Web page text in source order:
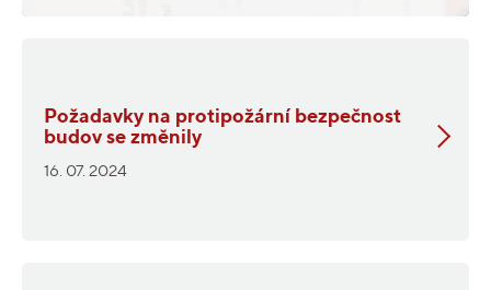
Požadavky na protipožární bezpečnost
budov se změnily
16. 07. 2024